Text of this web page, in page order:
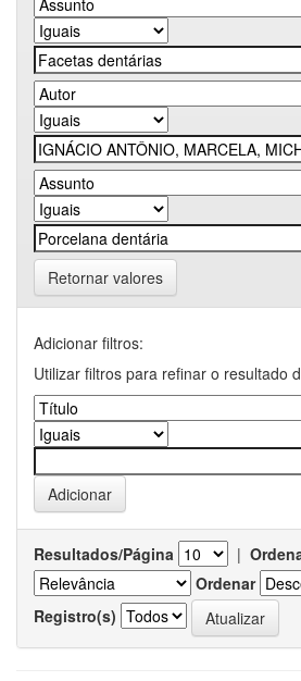
Retornar valores
Adicionar filtros:
Utilizar filtros para refinar o resultado
Resultados/Página |
Ordenar
Registro(s)